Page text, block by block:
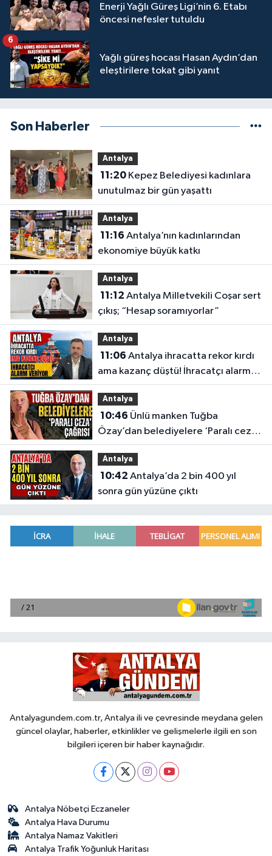
Enerji Yağlı Güreş Ligi’nin 6. Etabı
öncesi nefesler tutuldu
Yağlı güreş hocası Hasan Aydın’dan
eleştirilere tokat gibi yanıt
6
Son Haberler
Antalya
11:20Kepez Belediyesi kadınlara
unutulmaz bir gün yaşattı
Antalya
11:16
ekonomiye büyük katkı
Antalya
11:12
çıkış; “Hesap soramıyorlar”
Antalya
11:06
ama kazanç düştü! İhracatçı alarm
veriyor
Antalya
10:46
Özay’dan belediyelere ‘Paralı ceza’
çağrısı
Antalya
10:42
sonra gün yüzüne çıktı
Antalyagundem.com.tr, Antalya ili ve çevresinde meydana gelen
güncel olaylar, haberler, etkinlikler ve gelişmelerle ilgili en son
bilgileri içeren bir haber kaynağıdır.
Antalya Nöbetçi Eczaneler
Antalya Hava Durumu
Antalya Namaz Vakitleri
Antalya Trafik Yoğunluk Haritası